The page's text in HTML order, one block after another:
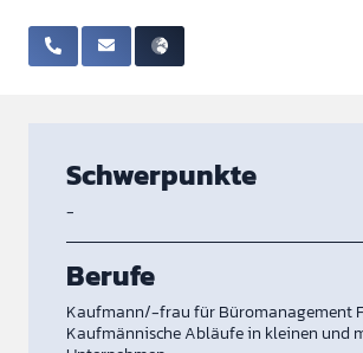
Schwerpunkte
-
Berufe
Kaufmann/-frau für Büromanagement
Kaufmännische Abläufe in kleinen und